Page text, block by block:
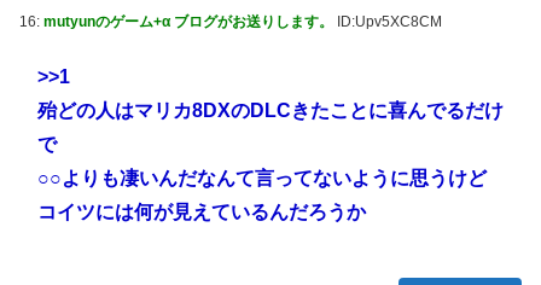
やる夫のダンジョン運営記189-雑談所ネタ 第123話「なぜな
【朗報】PlayStation®のキャラクターたちは、みんなで海
に行くそうですよ
【にじさんじ】たまこ、にじさんじ体操第一踊ってみた『教
育番組に出てるお子さますぎる』
【モーニング娘。'26】バラライカでコサックダンスを踊る
16: mutyunのゲーム+α ブログがお送りします。 ID:Upv5XC8CM
>>1
殆どの人はマリカ8DXのDLCきたことに喜んでるだけ
で
○○よりも凄いんだなんて言ってないように思うけど
コイツには何が見えているんだろうか